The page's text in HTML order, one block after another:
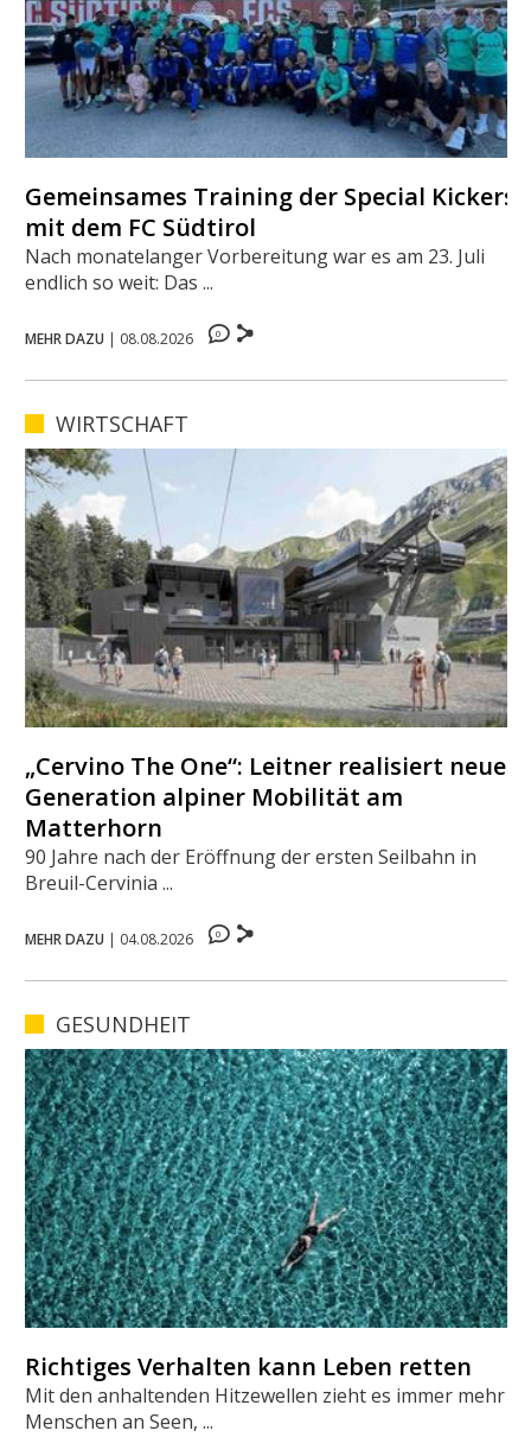
Gemeinsames Training der Special Kickers
mit dem FC Südtirol
Nach monatelanger Vorbereitung war es am 23. Juli
endlich so weit: Das ...
MEHR DAZU | 08.08.2026 0
WIRTSCHAFT
„Cervino The One“: Leitner realisiert neue
Generation alpiner Mobilität am
Matterhorn
90 Jahre nach der Eröffnung der ersten Seilbahn in
Breuil-Cervinia ...
MEHR DAZU | 04.08.2026 0
GESUNDHEIT
Richtiges Verhalten kann Leben retten
Mit den anhaltenden Hitzewellen zieht es immer mehr
Menschen an Seen, ...